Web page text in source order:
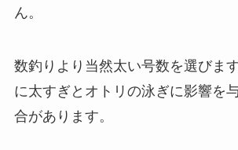
ん。
数釣りより当然太い号数を選びま
に太すぎとオトリの泳ぎに影響を
合があります。